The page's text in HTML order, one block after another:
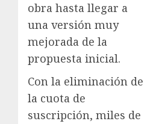
obra hasta llegar a
una versión muy
mejorada de la
propuesta inicial.
Con la eliminación de
la cuota de
suscripción, miles de